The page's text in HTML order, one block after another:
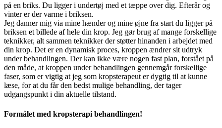
på en briks. Du ligger i undertøj med et tæppe over dig. Efterår og
vinter er der varme i briksen.
Jeg danner mig via mine hænder og mine øjne fra start du ligger på
briksen et billede af hele din krop. Jeg gør brug af mange forskellige
teknikker, alt sammen teknikker der støtter hinanden i arbejdet med
din krop. Det er en dynamisk proces, kroppen ændrer sit udtryk
under behandlingen. Der kan ikke være nogen fast plan, forstået på
den måde, at kroppen under behandlingen gennemgår forskellige
faser, som er vigtig at jeg som kropsterapeuter dygtig til at kunne
læse, for at du får den bedst mulige behandling, der tager
udgangspunkt i din aktuelle tilstand.
Formålet med kropsterapi behandlingen!